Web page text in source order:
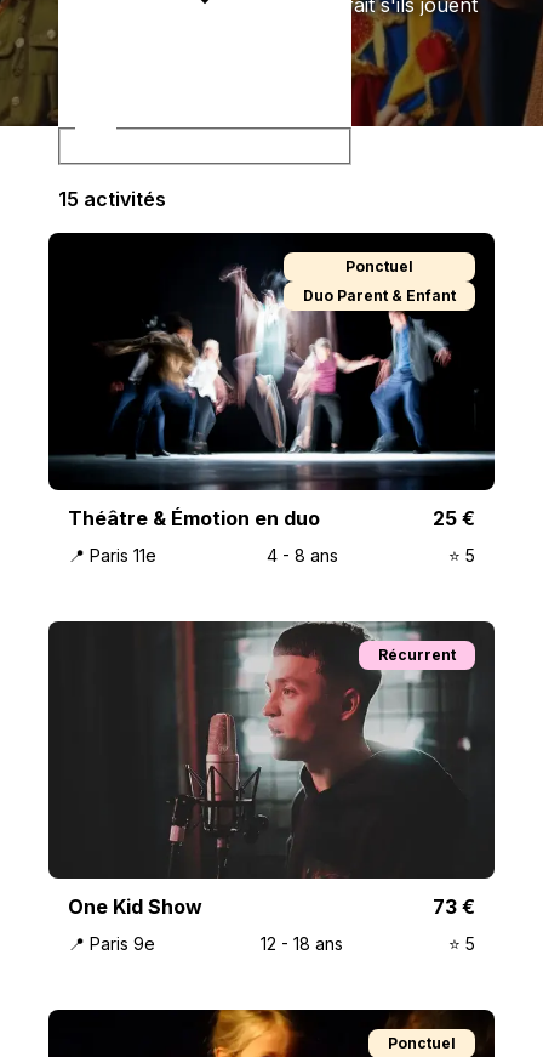
15 activités
Ponctuel
Duo Parent & Enfant
Théâtre & Émotion en duo 25 €
📍 Paris 11e 4 - 8 ans ⭐️ 5
Récurrent
One Kid Show 73 €
📍 Paris 9e 12 - 18 ans ⭐️ 5
Ponctuel